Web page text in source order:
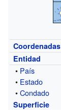
Coordenadas
Entidad
• País
• Estado
•Condado
Superficie